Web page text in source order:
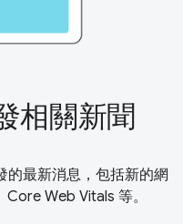
相關新聞
的最新消息，包括新的網
Web Vitals 等。